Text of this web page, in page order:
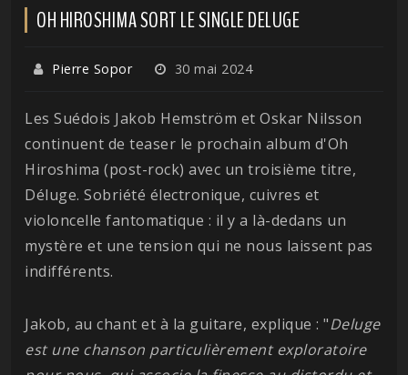
OH HIROSHIMA SORT LE SINGLE DELUGE
Pierre Sopor 30 mai 2024
Les Suédois Jakob Hemström et Oskar Nilsson
continuent de teaser le prochain album d'Oh
Hiroshima (post-rock) avec un troisième titre,
Déluge. Sobriété électronique, cuivres et
violoncelle fantomatique : il y a là-dedans un
mystère et une tension qui ne nous laissent pas
indifférents.
Jakob, au chant et à la guitare, explique : "Deluge
est une chanson particulièrement exploratoire